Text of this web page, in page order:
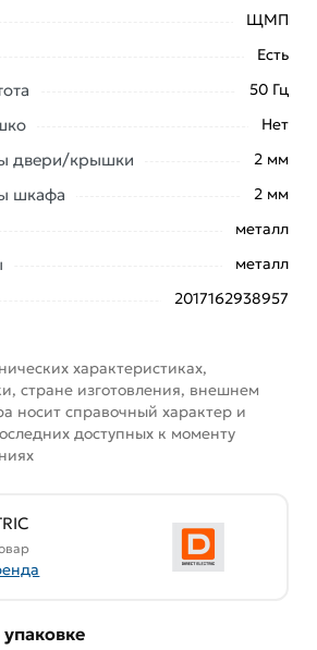
(ЩМП)
действительны в Москве
менеджеры обработают
Перед оформлением
ознакомиться с
сертифицирован,
в течение 7 дней (наличие чека
ЩМП
Есть
50 Гц
Нет
двери/крышки 2 мм
шкафа 2 мм
металл
металл
2017162938957
характеристиках,
стране изготовления, внешнем
носит справочный характер и
доступных к моменту